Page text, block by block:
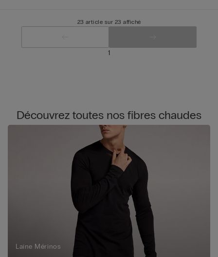
23 article sur 23 affiché
1
Découvrez toutes nos fibres chaudes
Laine Mérinos